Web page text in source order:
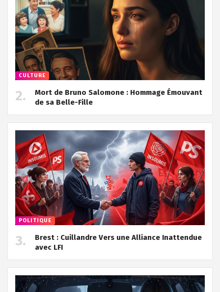
CULTURE
Mort de Bruno Salomone : Hommage Émouvant
de sa Belle-Fille
POLITIQUE
Brest : Cuillandre Vers une Alliance Inattendue
avec LFI